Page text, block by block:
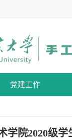
党建工作
学院2020级